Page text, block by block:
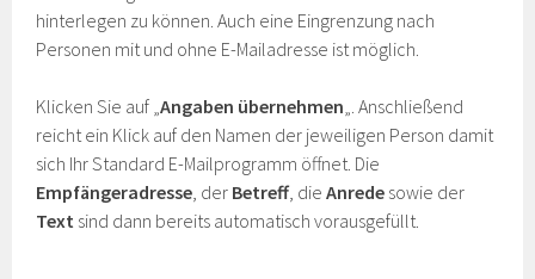
hinterlegen zu können. Auch eine Eingrenzung nach
Personen mit und ohne E-Mailadresse ist möglich.
Klicken Sie auf „Angaben übernehmen„. Anschließend
reicht ein Klick auf den Namen der jeweiligen Person damit
sich Ihr Standard E-Mailprogramm öffnet. Die
Empfängeradresse, der Betreff, dieAnrede sowie der
Text sind dann bereits automatisch vorausgefüllt.